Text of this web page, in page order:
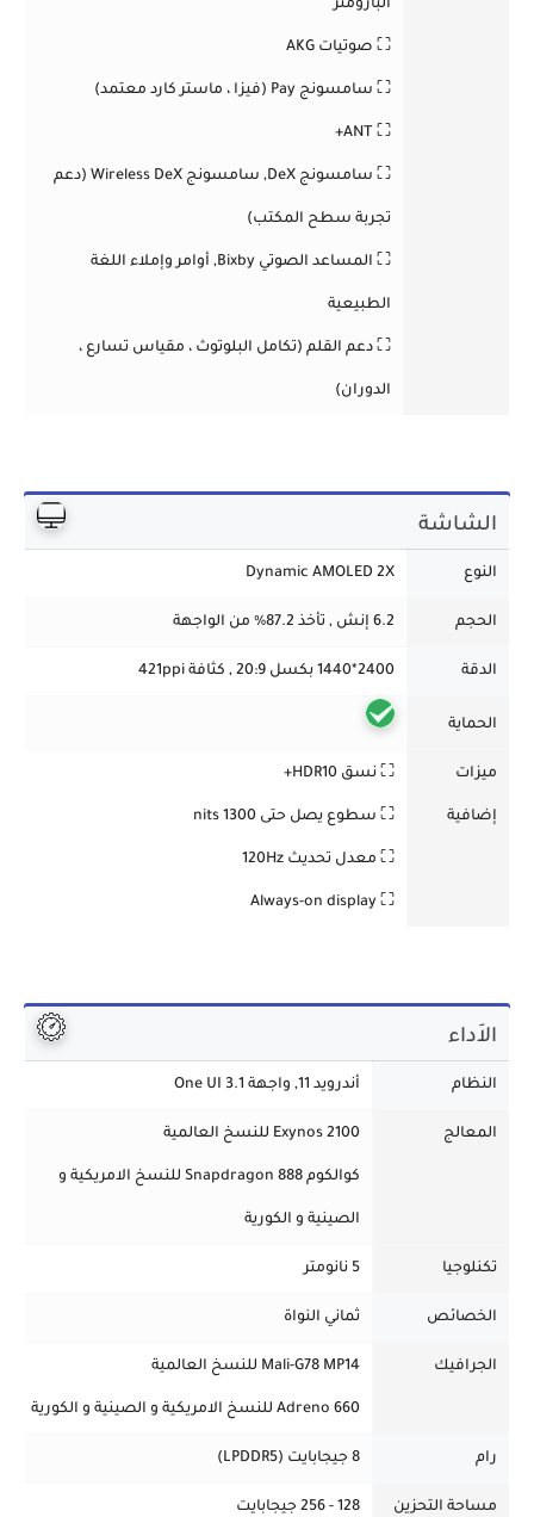
البارومتر
⛶ صوتيات AKG
⛶ سامسونج Pay (فيزا ، ماستر كارد معتمد)
⛶ ANT+
⛶ سامسونج DeX, سامسونج Wireless DeX (دعم
تجربة سطح المكتب)
⛶ المساعد الصوتي Bixby, أوامر وإملاء اللغة
الطبيعية
⛶ دعم القلم (تكامل البلوتوث ، مقياس تسارع ،
الدوران)
الشاشة
النوع Dynamic AMOLED 2X
الحجم 6.2 إنش , تأخذ 87.2% من الواجهة
الدقة 2400*1440 بكسل 20:9 , كثافة 421ppi
الحماية
ميزات
إضافية
⛶ نسق HDR10+
⛶ سطوع يصل حتى 1300 nits
⛶ معدل تحديث 120Hz
⛶ Always-on display
الاَداء
النظام أندرويد 11, واجهة One UI 3.1
المعالج Exynos 2100 للنسخ العالمية
كوالكوم Snapdragon 888 للنسخ الامريكية و
الصينية و الكورية
تكنلوجيا 5 نانومتر
الخصائص ثماني النواة
الجرافيك Mali-G78 MP14 للنسخ العالمية
Adreno 660 للنسخ الامريكية و الصينية و الكورية
رام 8 جيجابايت (LPDDR5)
مساحة التحزين 128 - 256 جيجابايت